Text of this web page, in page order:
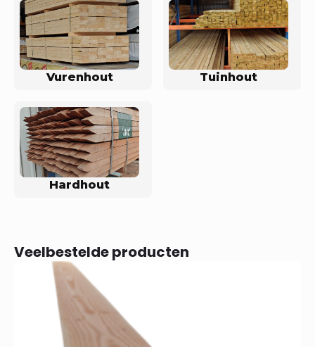
Vurenhout Tuinhout
Hardhout
Veelbestelde producten